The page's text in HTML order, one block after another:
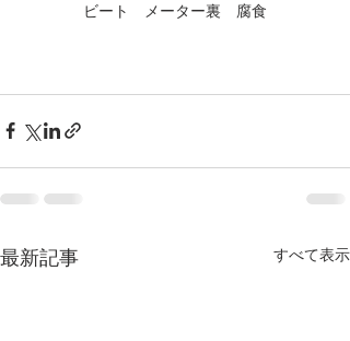
ビート　メーター裏　腐食
最新記事 すべて表示